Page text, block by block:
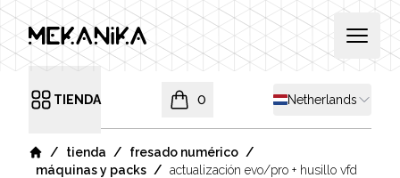
MEKANIKA Open
Open menu
TIENDA Shipping country
Netherlands
0
items in cart, view bag
Home
/ tienda / fresado numérico /
máquinas y packs / actualización evo/pro + husillo vfd